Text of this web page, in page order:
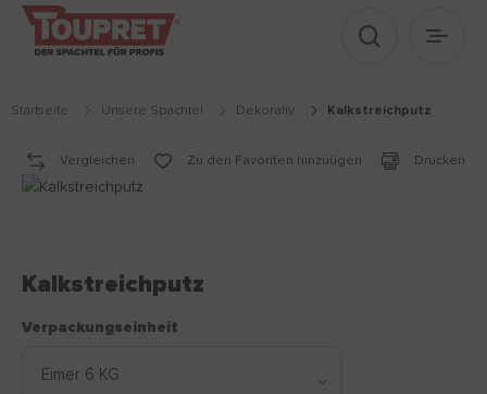
Suche
Startseite Unsere Spachtel dekorativ kalkstreichputz
Vergleichen Zu den Favoriten hinzuügen Drucken
Kalkstreichputz
Verpackungseinheit